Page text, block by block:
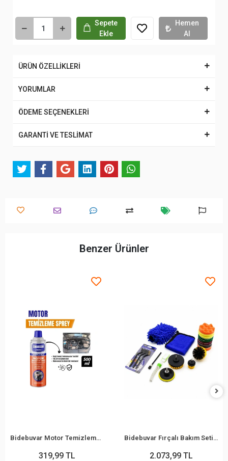
Sepete
Ekle
Hemen
Al
ÜRÜN ÖZELLİKLERİ
YORUMLAR
ÖDEME SEÇENEKLERİ
GARANTİ VE TESLİMAT
Benzer Ürünler
Bidebuvar Motor Temizleme Spreyi - 500 ml - Güçlü Formül
319,99 TL
Bidebuvar Fırçalı Bakım Seti - 21 Parça - Matkap Uyumlu Parçalar
2.073,99 TL